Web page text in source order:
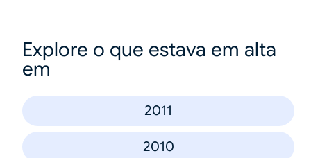
Explore o que estava em alta
em
2011
2010